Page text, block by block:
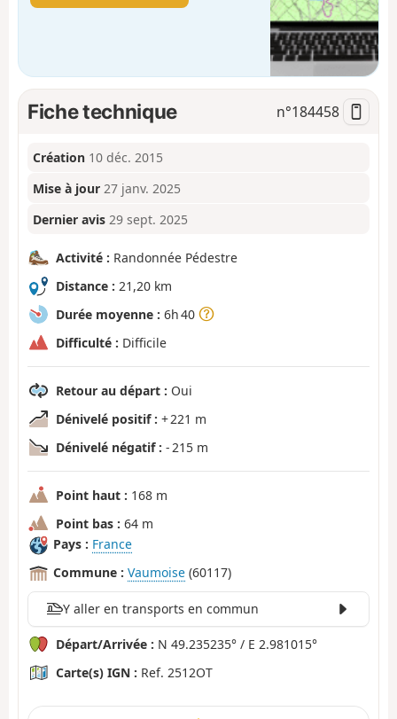
Fiche technique n°184458
Création 10 déc. 2015
Mise à jour 27 janv. 2025
Dernier avis 29 sept. 2025
Activité : Randonnée Pédestre
Distance : 21,20 km
Durée moyenne : 6h 40
Difficulté : Difficile
Retour au départ : Oui
Dénivelé positif : + 221 m
Dénivelé négatif : - 215 m
Point haut : 168 m
Point bas : 64 m
Pays : France
Commune : Vaumoise (60117)
Y aller en transports en commun
Départ/Arrivée : N 49.235235° / E 2.981015°
Carte(s) IGN : Ref. 2512OT